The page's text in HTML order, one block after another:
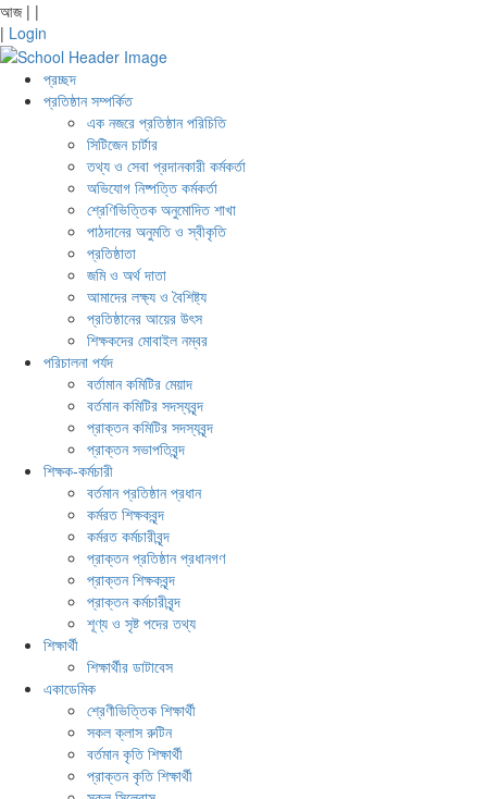
আজ | |
| Login
প্রচ্ছদ
প্রতিষ্ঠান সম্পর্কিত
এক নজরে প্রতিষ্ঠান পরিচিতি
সিটিজেন চার্টার
তথ্য ও সেবা প্রদানকারী কর্মকর্তা
অভিযোগ নিষ্পত্তি কর্মকর্তা
শ্রেণিভিত্তিক অনুমোদিত শাখা
পাঠদানের অনুমতি ও স্বীকৃতি
প্রতিষ্ঠাতা
জমি ও অর্থ দাতা
আমাদের লক্ষ্য ও বৈশিষ্ট্য
প্রতিষ্ঠানের আয়ের উৎস
শিক্ষকদের মোবাইল নম্বর
পরিচালনা পর্যদ
বর্তামান কমিটির মেয়াদ
বর্তমান কমিটির সদস্যবৃন্দ
প্রাক্তন কমিটির সদস্যবৃন্দ
প্রাক্তন সভাপতিবৃন্দ
শিক্ষক-কর্মচারী
বর্তমান প্রতিষ্ঠান প্রধান
কর্মরত শিক্ষকবৃন্দ
কর্মরত কর্মচারীবৃন্দ
প্রাক্তন প্রতিষ্ঠান প্রধানগণ
প্রাক্তন শিক্ষকবৃন্দ
প্রাক্তন কর্মচারীবৃন্দ
শূণ্য ও সৃষ্ট পদের তথ্য
শিক্ষার্থী
শিক্ষার্থীর ডাটাবেস
একাডেমিক
শ্রেণীভিত্তিক শিক্ষার্থী
সকল ক্লাস রুটিন
বর্তমান কৃতি শিক্ষার্থী
প্রাক্তন কৃতি শিক্ষার্থী